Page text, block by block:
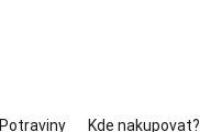
Potraviny Kde nakupovat?